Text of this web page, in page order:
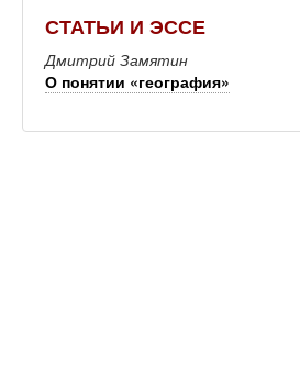
СТАТЬИ И ЭССЕ
Дмитрий Замятин
О понятии «география»